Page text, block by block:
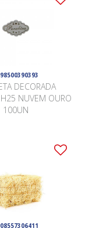
DECORADA
H25 NUVEM OURO
100UN